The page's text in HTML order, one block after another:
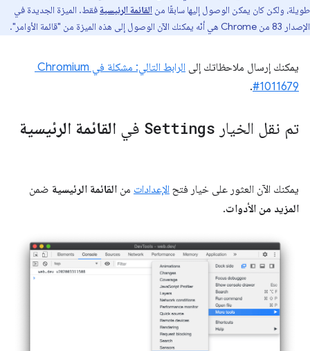
طويلة، ولكن كان يمكن الوصول إليها سابقًا من القائمة الرئيسية فقط. الميزة الجديدة في
الإصدار 83 من Chrome هي أنّه يمكنك الآن الوصول إلى هذه الميزة من "قائمة الأوامر".
يمكنك إرسال ملاحظاتك إلى
#1011679
.
تم نقل الخيار Settings في القائمة الرئيسية
يمكنك الآن العثور على خيار فتح الإعدادات من القائمة الرئيسية ضمن
المزيد من الأدوات.